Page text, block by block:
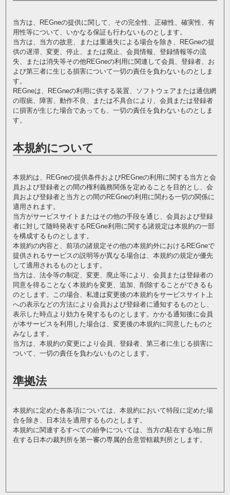
当方は、REGneの提供に関して、その完全性、正確性、確実性、有
用性等について、いかなる保証も行わないものとします。
当方は、当方の故意、または重過失による場合を除き、REGneの提
供の遅滞、変更、停止、または廃止、会員情報、登録情報等の流
失、または消失等その他REGneの利用に関連して会員、登録者、お
よび第三者に生じる損害について一切の責任を負わないものとしま
す。
REGneは、REGneの利用に供する装置、ソフトウェアまたは通信網
の瑕疵、障害、動作不良、または不具合により、会員または登録者
に損害が生じた場合であっても、一切の責任を負わないものとしま
す。
本規約について
本規約は、REGneの提供条件およびREGneの利用に関する当方と会
員および登録者との間の権利義務関係を定めることを目的とし、会
員および登録者と当方との間のREGneの利用に関わる一切の関係に
適用されます。
当方がサービスサイトまたはその他の手段を通じ、会員および登録
者に対して随時発表するREGne利用に関する諸規定は本規約の一部
を構成するものとします。
本規約の内容と、前項の諸規定その他の本規約外におけるREGneで
提供されるサービスの説明等が異なる場合は、本規約の規定が優先
して適用されるものとします。
当方は、法令等の制定、変更、廃止等により、会員または登録者の
同意を得ることなく本規約を変更、追加、削除することができるも
のとします。この場合、私達は変更後の本規約をサービスサイト上
への表示などの方法により会員および登録者に通知するものとし、
表示した時点より効力を発するものとします。かかる通知後に会員
が本サービスを利用した場合は、変更後の本規約に同意したものと
みなします。
当方は、本規約の変更により会員、登録者、第三者に生じる損害に
ついて、一切の責任を負わないものとします。
準拠法
本規約に定めた各条項については、本規約において特段に定めた場
合を除き、日本法を適用するものとします。
本規約に関連するすべての紛争については、当方の駐在する地に所
在する日本の裁判所を第一審の専属的合意管轄裁判所とします。